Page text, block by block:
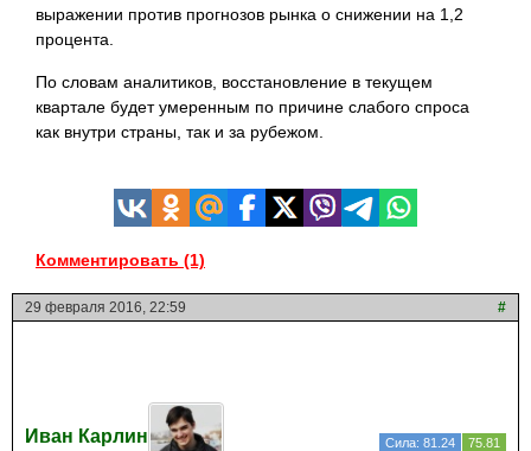
выражении против прогнозов рынка о снижении на 1,2
процента.
По словам аналитиков, восстановление в текущем
квартале будет умеренным по причине слабого спроса
как внутри страны, так и за рубежом.
Комментировать (1)
29 февраля 2016, 22:59 #
Иван Карлин Сила: 81.24 75.81